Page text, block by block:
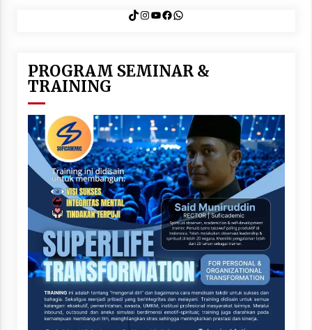
TikTok
Instagram
YouTube
Facebook
WhatsApp
PROGRAM SEMINAR &
TRAINING